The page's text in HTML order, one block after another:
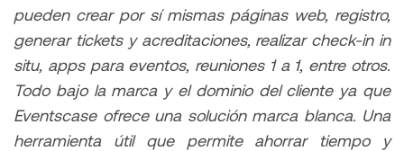
pueden crear por sí mismas páginas web, registro,
generar tickets y acreditaciones, realizar check-in in
situ, apps para eventos, reuniones 1 a 1, entre otros.
Todo bajo la marca y el dominio del cliente ya que
Eventscase ofrece una solución marca blanca. Una
herramienta útil que permite ahorrar tiempo y